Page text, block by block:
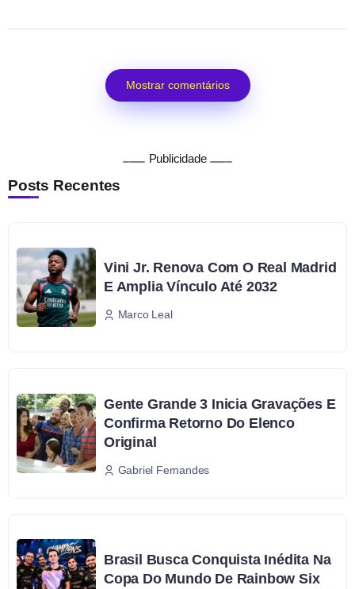
Mostrar comentários
Publicidade
Posts Recentes
Vini Jr. Renova Com O Real Madrid
E Amplia Vínculo Até 2032
Marco Leal
Gente Grande 3 Inicia Gravações E
Confirma Retorno Do Elenco
Original
Gabriel Fernandes
Brasil Busca Conquista Inédita Na
Copa Do Mundo De Rainbow Six